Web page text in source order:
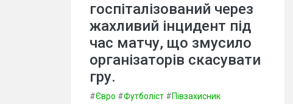
госпіталізований через
жахливий інцидент під
час матчу, що змусило
організаторів скасувати
гру.
#Євро #Футболіст #Півзахисник